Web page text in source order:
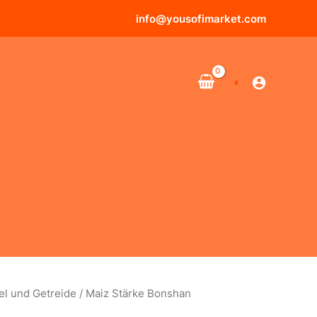
info@yousofimarket.com
und Getreide / Maiz Stärke Bonshan